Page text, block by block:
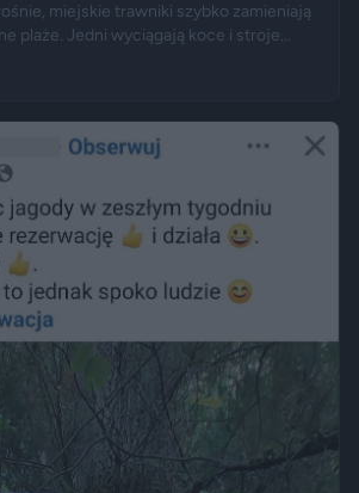
miejskie trawniki szybko zamieniają
plaże. Jedni wyciągają koce i stroje
Gazeta.pl i „Rzeczpospolita”, samo
regulaminu parku albo zajęcie
przeznaczony do rekreacji.